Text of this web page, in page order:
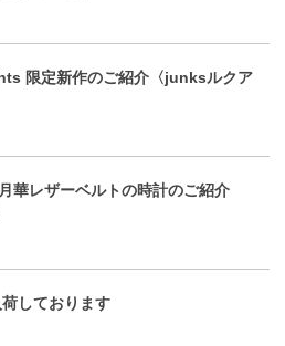
限定新作のご紹介〈junksルクア
華レザーベルトの時計のご紹介
荷しております